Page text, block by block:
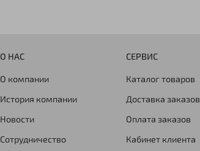
О НАС
О компании
История компании
Новости
Сотрудничество
СЕРВИС
Каталог товаров
Доставка заказов
Оплата заказов
Кабинет клиента